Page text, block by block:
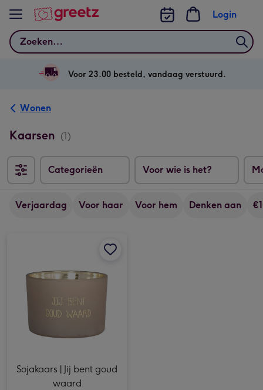
Bekijk meer
Zoeken
Login
Voor 23.00 besteld, vandaag verstuurd.
Wonen
Kaarsen (1)
Categorieën Voor wie is het?
Verjaardag Voor haar Voor hem Denken aan
Sojakaars | Jij bent goud
waard